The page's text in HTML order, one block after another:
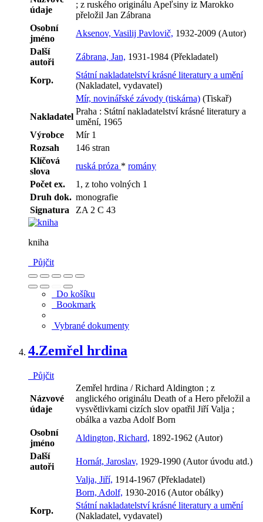
údaje
; z ruského originálu Apeľsiny iz Marokko
přeložil Jan Zábrana
Osobní
jméno
Aksenov, Vasilij Pavlovič, 1932-2009 (Autor)
Další
autoři
Zábrana, Jan, 1931-1984 (Překladatel)
Korp.
Státní nakladatelství krásné literatury a umění
(Nakladatel, vydavatel)
Mír, novinářské závody (tiskárna) (Tiskař)
Nakladatel
Praha : Státní nakladatelství krásné literatury a
umění, 1965
Výrobce
Mír 1
Rozsah
146 stran
Klíčová
slova
ruská próza * romány
Počet ex.
1, z toho volných 1
Druh dok. monografie
Signatura
ZA 2 C 43
kniha
Půjčit
Do košíku
Bookmark
Vybrané dokumenty
4.Zemřel hrdina
Půjčit
Názvové
údaje
Zemřel hrdina / Richard Aldington ; z
anglického originálu Death of a Hero přeložil a
vysvětlivkami cizích slov opatřil Jiří Valja ;
obálka a vazba Adolf Born
Osobní
jméno
Aldington, Richard, 1892-1962 (Autor)
Další
autoři
Hornát, Jaroslav, 1929-1990 (Autor úvodu atd.)
Valja, Jiří, 1914-1967 (Překladatel)
Born, Adolf, 1930-2016 (Autor obálky)
Korp.
Státní nakladatelství krásné literatury a umění
(Nakladatel, vydavatel)